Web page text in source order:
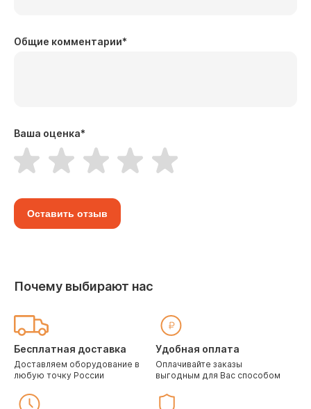
Общие комментарии*
Ваша оценка*
Оставить отзыв
Почему выбирают нас
Бесплатная доставка
Доставляем оборудование в
любую точку России
Удобная оплата
Оплачивайте заказы
выгодным для Вас способом